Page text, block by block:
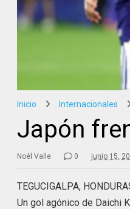
Inicio Internacionales
Japón
Noél Valle 0 junio 15,
TEGUCIGALPA,
Un gol agónico de Daichi